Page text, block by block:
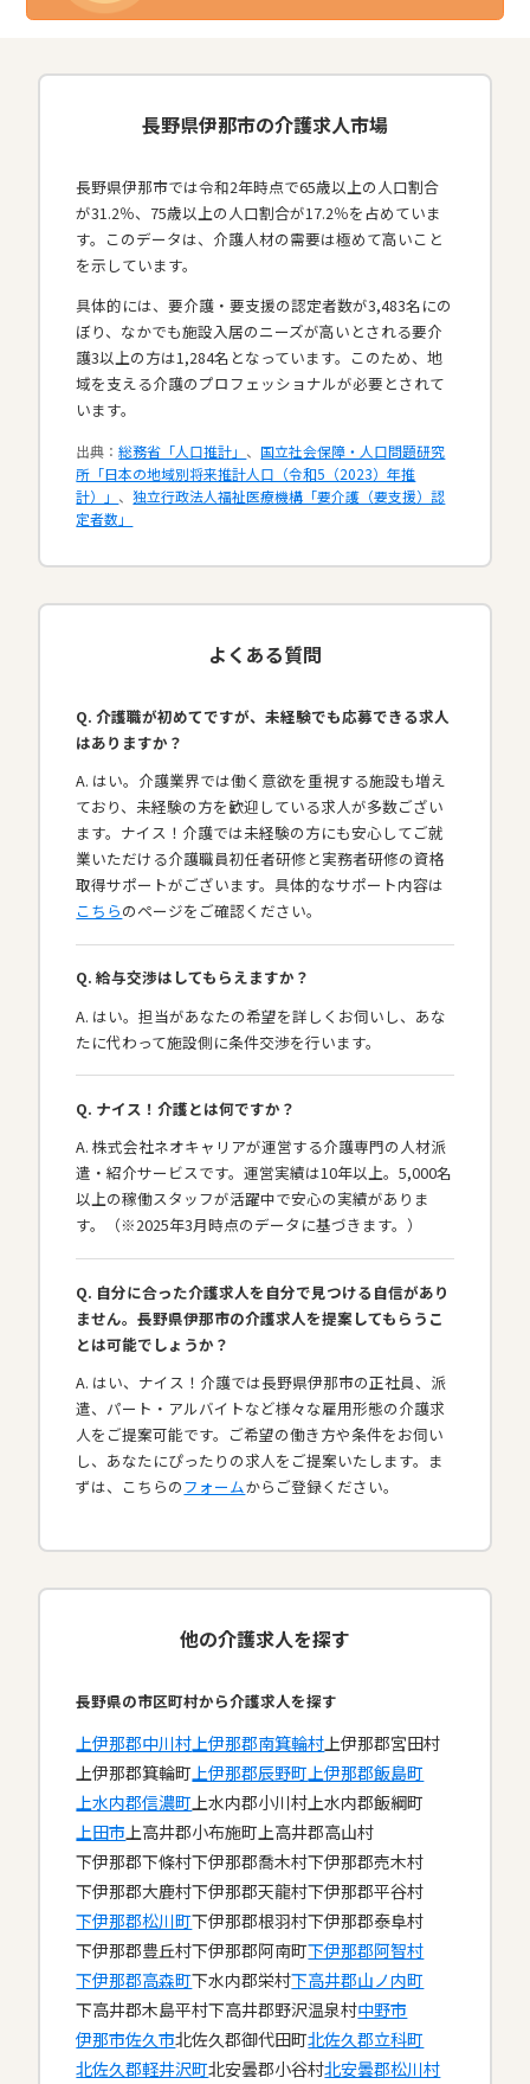
長野県伊那市の介護求人市場
長野県伊那市では令和2年時点で65歳以上の人口割合
が31.2％、75歳以上の人口割合が17.2％を占めていま
す。このデータは、介護人材の需要は極めて高いこと
を示しています。
具体的には、要介護・要支援の認定者数が3,483名にの
ぼり、なかでも施設入居のニーズが高いとされる要介
護3以上の方は1,284名となっています。このため、地
域を支える介護のプロフェッショナルが必要とされて
います。​
出典：総務省「人口推計」 、国立社会保障・人口問題研究
所「日本の地域別将来推計人口（令和5（2023）年推
計）」 、独立行政法人福祉医療機構「要介護（要支援）認
定者数」
よくある質問
Q. 介護職が初めてですが、未経験でも応募できる求人
はありますか？
A. はい。介護業界では働く意欲を重視する施設も増え
ており、未経験の方を歓迎している求人が多数ござい
ます。ナイス！介護では未経験の方にも安心してご就
業いただける介護職員初任者研修と実務者研修の資格
取得サポートがございます。具体的なサポート内容は
こちらのページをご確認ください。
Q. 給与交渉はしてもらえますか？
A. はい。担当があなたの希望を詳しくお伺いし、あな
たに代わって施設側に条件交渉を行います。
Q. ナイス！介護とは何ですか？
A. 株式会社ネオキャリアが運営する介護専門の人材派
遣・紹介サービスです。運営実績は10年以上。5,000名
以上の稼働スタッフが活躍中で安心の実績がありま
す。（※2025年3月時点のデータに基づきます。）
Q. 自分に合った介護求人を自分で見つける自信があり
ません。長野県伊那市の介護求人を提案してもらうこ
とは可能でしょうか？
A. はい、ナイス！介護では長野県伊那市の正社員、派
遣、パート・アルバイトなど様々な雇用形態の介護求
人をご提案可能です。ご希望の働き方や条件をお伺い
し、あなたにぴったりの求人をご提案いたします。ま
ずは、こちらのフォームからご登録ください。
他の介護求人を探す
長野県の市区町村から介護求人を探す
上伊那郡中川村 上伊那郡南箕輪村 上伊那郡宮田村
上伊那郡箕輪町 上伊那郡辰野町 上伊那郡飯島町
上水内郡信濃町 上水内郡小川村 上水内郡飯綱町
上田市 上高井郡小布施町 上高井郡高山村
下伊那郡下條村下伊那郡喬木村下伊那郡売木村
下伊那郡大鹿村下伊那郡天龍村下伊那郡平谷村
下伊那郡松川町下伊那郡根羽村下伊那郡泰阜村
下伊那郡豊丘村下伊那郡阿南町下伊那郡阿智村
下伊那郡高森町下水内郡栄村下高井郡山ノ内町
下高井郡木島平村下高井郡野沢温泉村中野市
伊那市佐久市北佐久郡御代田町北佐久郡立科町
北佐久郡軽井沢町北安曇郡小谷村北安曇郡松川村